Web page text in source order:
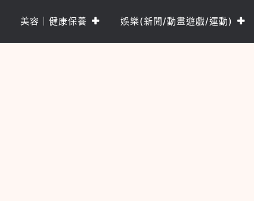
美容｜健康保養 娛樂(新聞/動畫遊戲/運動)